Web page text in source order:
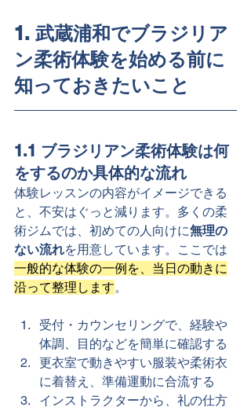
1. 武蔵浦和でブラジリア
ン柔術体験を始める前に
知っておきたいこと
1.1 ブラジリアン柔術体験は何
をするのか具体的な流れ
体験レッスンの内容がイメージできる
と、不安はぐっと減ります。多くの柔
術ジムでは、初めての人向けに無理の
ない流れを用意しています。ここでは
一般的な体験の一例を、当日の動きに
沿って整理します。
受付・カウンセリングで、経験や
体調、目的などを簡単に確認する
更衣室で動きやすい服装や柔術衣
に着替え、準備運動に合流する
インストラクターから、礼の仕方